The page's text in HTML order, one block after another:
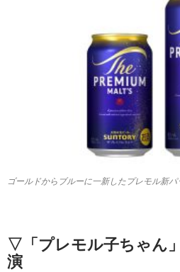
ゴールドからブルーに一新したプレモル新パ
▽「プレモル子ちゃん
演